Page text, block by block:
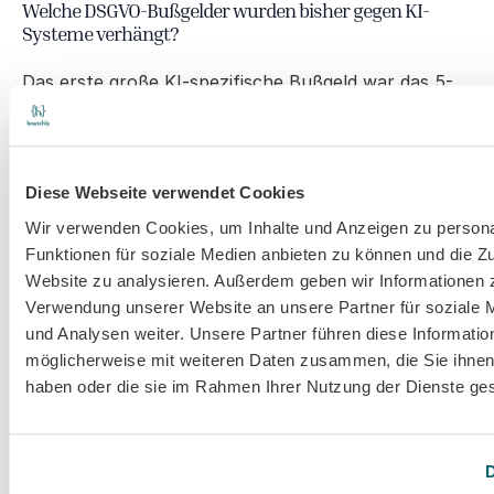
Diese Webseite verwendet Cookies
Wir verwenden Cookies, um Inhalte und Anzeigen zu
Funktionen für soziale Medien anbieten zu können und die
Website zu analysieren. Außerdem geben wir Informationen
Verwendung unserer Website an unsere Partner für soziale
und Analysen weiter. Unsere Partner führen diese
möglicherweise mit weiteren Daten zusammen, die Sie
haben oder die sie im Rahmen Ihrer Nutzung der Dienste
Welche DSGVO-Bußgelder wurden bisher gegen KI-
Systeme verhängt?
Das erste große KI-spezifische Bußgeld war das 5-
Millionen-Euro-Bußgeld gegen Luka Inc. (Replika-
einer illegalen biometrischen KI-Datenbank mit 30,5
Millionen Euro belegt. Insgesamt wurden laut DLA
Piper seit 2018 über 7,1 Milliarden Euro DSGVO-
Bußgelder verhängt, allein 2025 waren es 1,2
Milliarden Euro.
Darf ich US-amerikanische KI-Tools wie ChatGPT oder